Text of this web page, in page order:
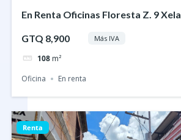
En Renta Oficinas Floresta Z. 9 Xela
GTQ 8,900 Más IVA
108 m²
Oficina
En renta
Renta